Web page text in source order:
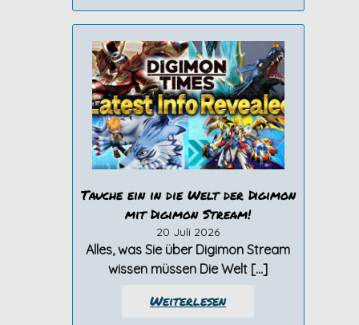
Tauche ein in die Welt der Digimon
mit Digimon Stream!
20 Juli 2026
Alles, was Sie über Digimon Stream
wissen müssen Die Welt […]
Weiterlesen